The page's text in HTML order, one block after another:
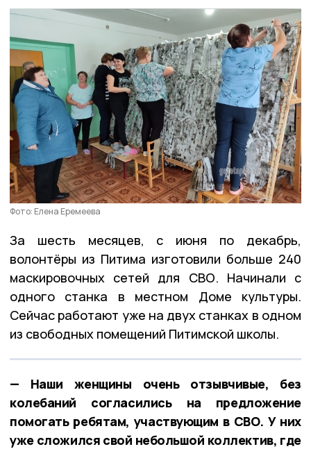
Фото: Елена Еремеева
За шесть месяцев, с июня по декабрь,
волонтёры из Питима изготовили больше 240
маскировочных сетей для СВО. Начинали с
одного станка в местном Доме культуры.
Сейчас работают уже на двух станках в одном
из свободных помещений Питимской школы.
— Наши женщины очень отзывчивые, без
колебаний согласились на предложение
помогать ребятам, участвующим в СВО. У них
уже сложился свой небольшой коллектив, где